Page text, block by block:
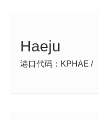
Haeju
港口代码：KPHAE /